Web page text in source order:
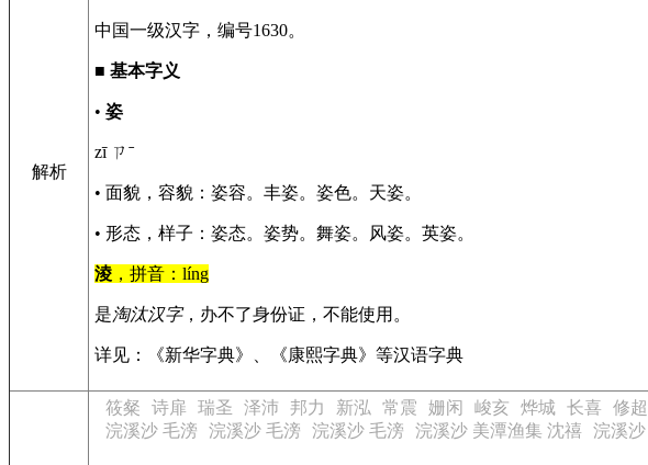
解析
中国一级汉字，编号1630。
■ 基本字义
• 姿
zī ㄗˉ
• 面貌，容貌：姿容。丰姿。姿色。天姿。
• 形态，样子：姿态。姿势。舞姿。风姿。英姿。
淩 ，拼音：líng
是淘汰汉字，办不了身份证，不能使用。
详见：《新华字典》、《康熙字典》等汉语字典
筱粲 诗扉 瑞圣 泽沛 邦力 新泓 常震 姗闲 峻亥 烨城 长喜 修超
浣溪沙 毛滂
浣溪沙 毛滂 浣溪沙 毛滂 浣溪沙 美潭渔集 沈禧 浣溪